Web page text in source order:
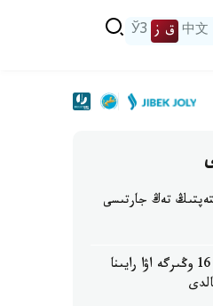
中文 ق ز ЎЗ
جەكە مەكتەپتىڭ تەڭ جارتىسى
نوسەر، بۇرشاق، داۋىل: 16 وڭىرگە اۋا رايىنا